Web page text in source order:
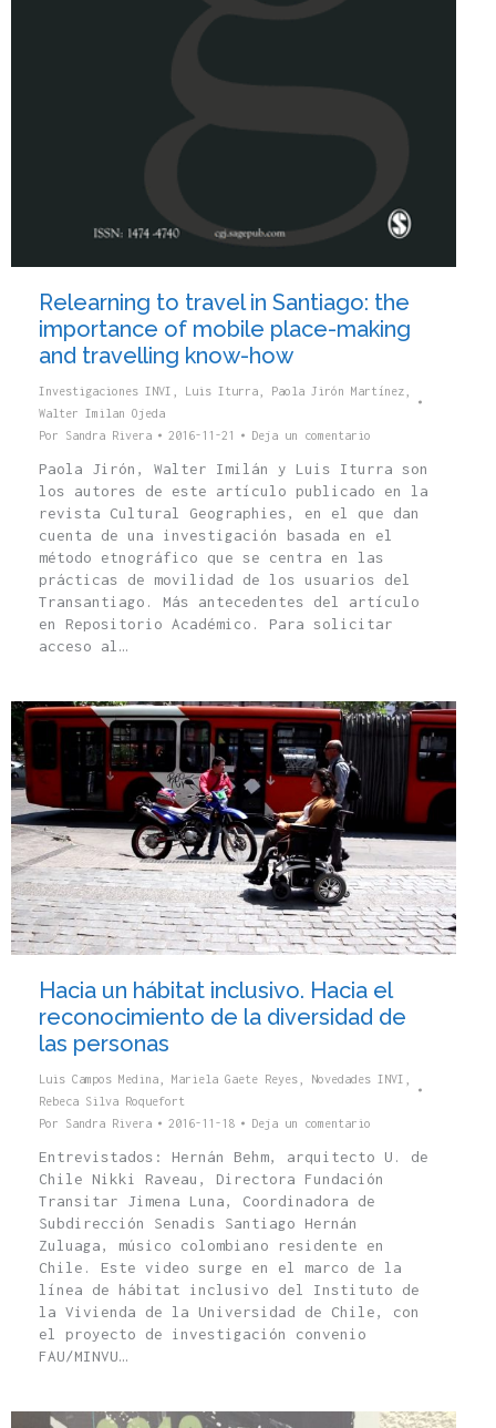
Relearning to travel in Santiago: the
importance of mobile place-making
and travelling know-how
Investigaciones INVI Luis Iturra Paola Jirón Martínez
Walter Imilan Ojeda
Por Sandra Rivera 2016-11-21 Deja un comentario
Paola Jirón, Walter Imilán y Luis Iturra son
los autores de este artículo publicado en la
revista Cultural Geographies, en el que dan
cuenta de una investigación basada en el
método etnográfico que se centra en las
prácticas de movilidad de los usuarios del
Transantiago. Más antecedentes del artículo
en Repositorio Académico. Para solicitar
acceso al…
Hacia un hábitat inclusivo. Hacia el
reconocimiento de la diversidad de
las personas
Luis Campos Medina Mariela Gaete Reyes Novedades INVI
Rebeca Silva Roquefort
Por Sandra Rivera 2016-11-18 Deja un comentario
Entrevistados: Hernán Behm, arquitecto U. de
Chile Nikki Raveau, Directora Fundación
Transitar Jimena Luna, Coordinadora de
Subdirección Senadis Santiago Hernán
Zuluaga, músico colombiano residente en
Chile. Este video surge en el marco de la
línea de hábitat inclusivo del Instituto de
la Vivienda de la Universidad de Chile, con
el proyecto de investigación convenio
FAU/MINVU…